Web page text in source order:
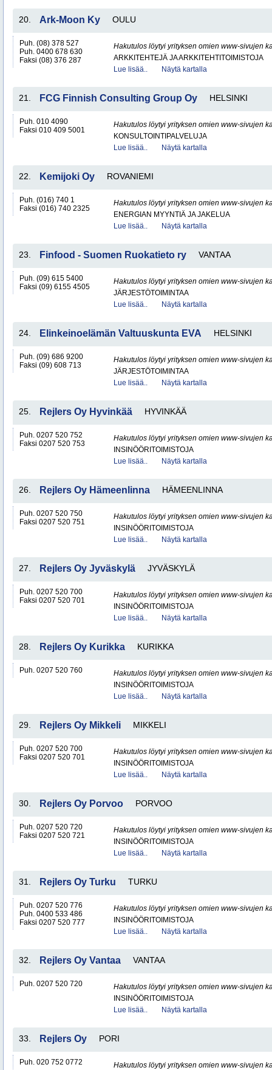
20. Ark-Moon Ky OULU
Puh. (08) 378 527
Puh. 0400 678 630
Faksi (08) 376 287
Hakutulos löytyi yrityksen omien www-sivujen
ARKKITEHTEJÄ JA ARKKITEHTITOIMISTOJA
Lue lisää..
Näytä kartalla
21. FCG Finnish Consulting Group Oy HELSINKI
Puh. 010 4090
Faksi 010 409 5001
Hakutulos löytyi yrityksen omien www-sivujen
KONSULTOINTIPALVELUJA
Lue lisää..
Näytä kartalla
22. Kemijoki Oy ROVANIEMI
Puh. (016) 740 1
Faksi (016) 740 2325
Hakutulos löytyi yrityksen omien www-sivujen
ENERGIAN MYYNTIÄ JA JAKELUA
Lue lisää..
Näytä kartalla
23. Finfood - Suomen Ruokatieto ry VANTAA
Puh. (09) 615 5400
Faksi (09) 6155 4505
Hakutulos löytyi yrityksen omien www-sivujen
JÄRJESTÖTOIMINTAA
Lue lisää..
Näytä kartalla
24. Elinkeinoelämän Valtuuskunta EVA HELSINKI
Puh. (09) 686 9200
Faksi (09) 608 713
Hakutulos löytyi yrityksen omien www-sivujen
JÄRJESTÖTOIMINTAA
Lue lisää..
Näytä kartalla
25. Rejlers Oy Hyvinkää HYVINKÄÄ
Puh. 0207 520 752
Faksi 0207 520 753
Hakutulos löytyi yrityksen omien www-sivujen
INSINÖÖRITOIMISTOJA
Lue lisää..
Näytä kartalla
26. Rejlers Oy Hämeenlinna HÄMEENLINNA
Puh. 0207 520 750
Faksi 0207 520 751
Hakutulos löytyi yrityksen omien www-sivujen
INSINÖÖRITOIMISTOJA
Lue lisää..
Näytä kartalla
27. Rejlers Oy Jyväskylä JYVÄSKYLÄ
Puh. 0207 520 700
Faksi 0207 520 701
Hakutulos löytyi yrityksen omien www-sivujen
INSINÖÖRITOIMISTOJA
Lue lisää..
Näytä kartalla
28. Rejlers Oy Kurikka KURIKKA
Puh. 0207 520 760
Hakutulos löytyi yrityksen omien www-sivujen
INSINÖÖRITOIMISTOJA
Lue lisää..
Näytä kartalla
29. Rejlers Oy Mikkeli MIKKELI
Puh. 0207 520 700
Faksi 0207 520 701
Hakutulos löytyi yrityksen omien www-sivujen
INSINÖÖRITOIMISTOJA
Lue lisää..
Näytä kartalla
30. Rejlers Oy Porvoo PORVOO
Puh. 0207 520 720
Faksi 0207 520 721
Hakutulos löytyi yrityksen omien www-sivujen
INSINÖÖRITOIMISTOJA
Lue lisää..
Näytä kartalla
31. Rejlers Oy Turku TURKU
Puh. 0207 520 776
Puh. 0400 533 486
Faksi 0207 520 777
Hakutulos löytyi yrityksen omien www-sivujen
INSINÖÖRITOIMISTOJA
Lue lisää..
Näytä kartalla
32. Rejlers Oy Vantaa VANTAA
Puh. 0207 520 720
Hakutulos löytyi yrityksen omien www-sivujen
INSINÖÖRITOIMISTOJA
Lue lisää..
Näytä kartalla
33. Rejlers Oy PORI
Puh. 020 752 0772
Hakutulos löytyi yrityksen omien www-sivujen